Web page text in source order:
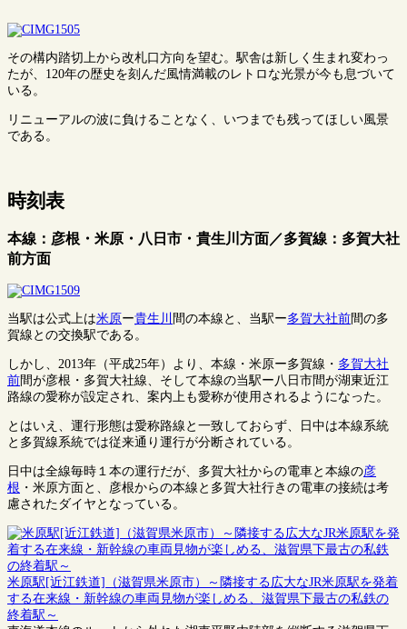
その構内踏切上から改札口方向を望む。駅舎は新しく生まれ変わっ
たが、120年の歴史を刻んだ風情満載のレトロな光景が今も息づいて
いる。
リニューアルの波に負けることなく、いつまでも残ってほしい風景
である。
時刻表
本線：彦根・米原・八日市・貴生川方面／多賀線：多賀大社
前方面
当駅は公式上は米原ー貴生川 間の本線と、当駅ー多賀大社前間の多
賀線との交換駅である。
しかし、2013年（平成25年）より、本線・米原ー多賀線・ 多賀大社
前間が彦根・多賀大社線、そして本線の当駅ー八日市間が湖東近江
路線の愛称が設定され、案内上も愛称が使用されるようになった。
とはいえ、運行形態は愛称路線と一致しておらず、日中は本線系統
と多賀線系統では従来通り運行が分断されている。
日中は全線毎時１本の運行だが、多賀大社からの電車と本線の彦
根 ・米原方面と、彦根からの本線と多賀大社行きの電車の接続は考
慮されたダイヤとなっている。
米原駅[近江鉄道]（滋賀県米原市）～隣接する広大なJR米原駅を発着
する在来線・新幹線の車両見物が楽しめる、滋賀県下最古の私鉄の
終着駅～